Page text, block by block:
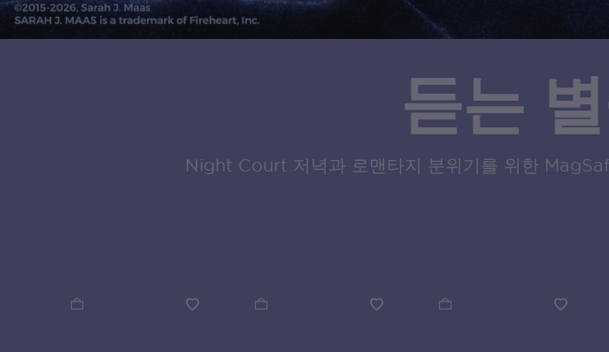
듣는
Night Court 저녁과 로맨타지 분위기를 위한